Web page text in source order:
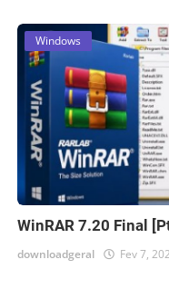
Windows
WinRAR 7.20 Final
downloadgeral Fev 7,